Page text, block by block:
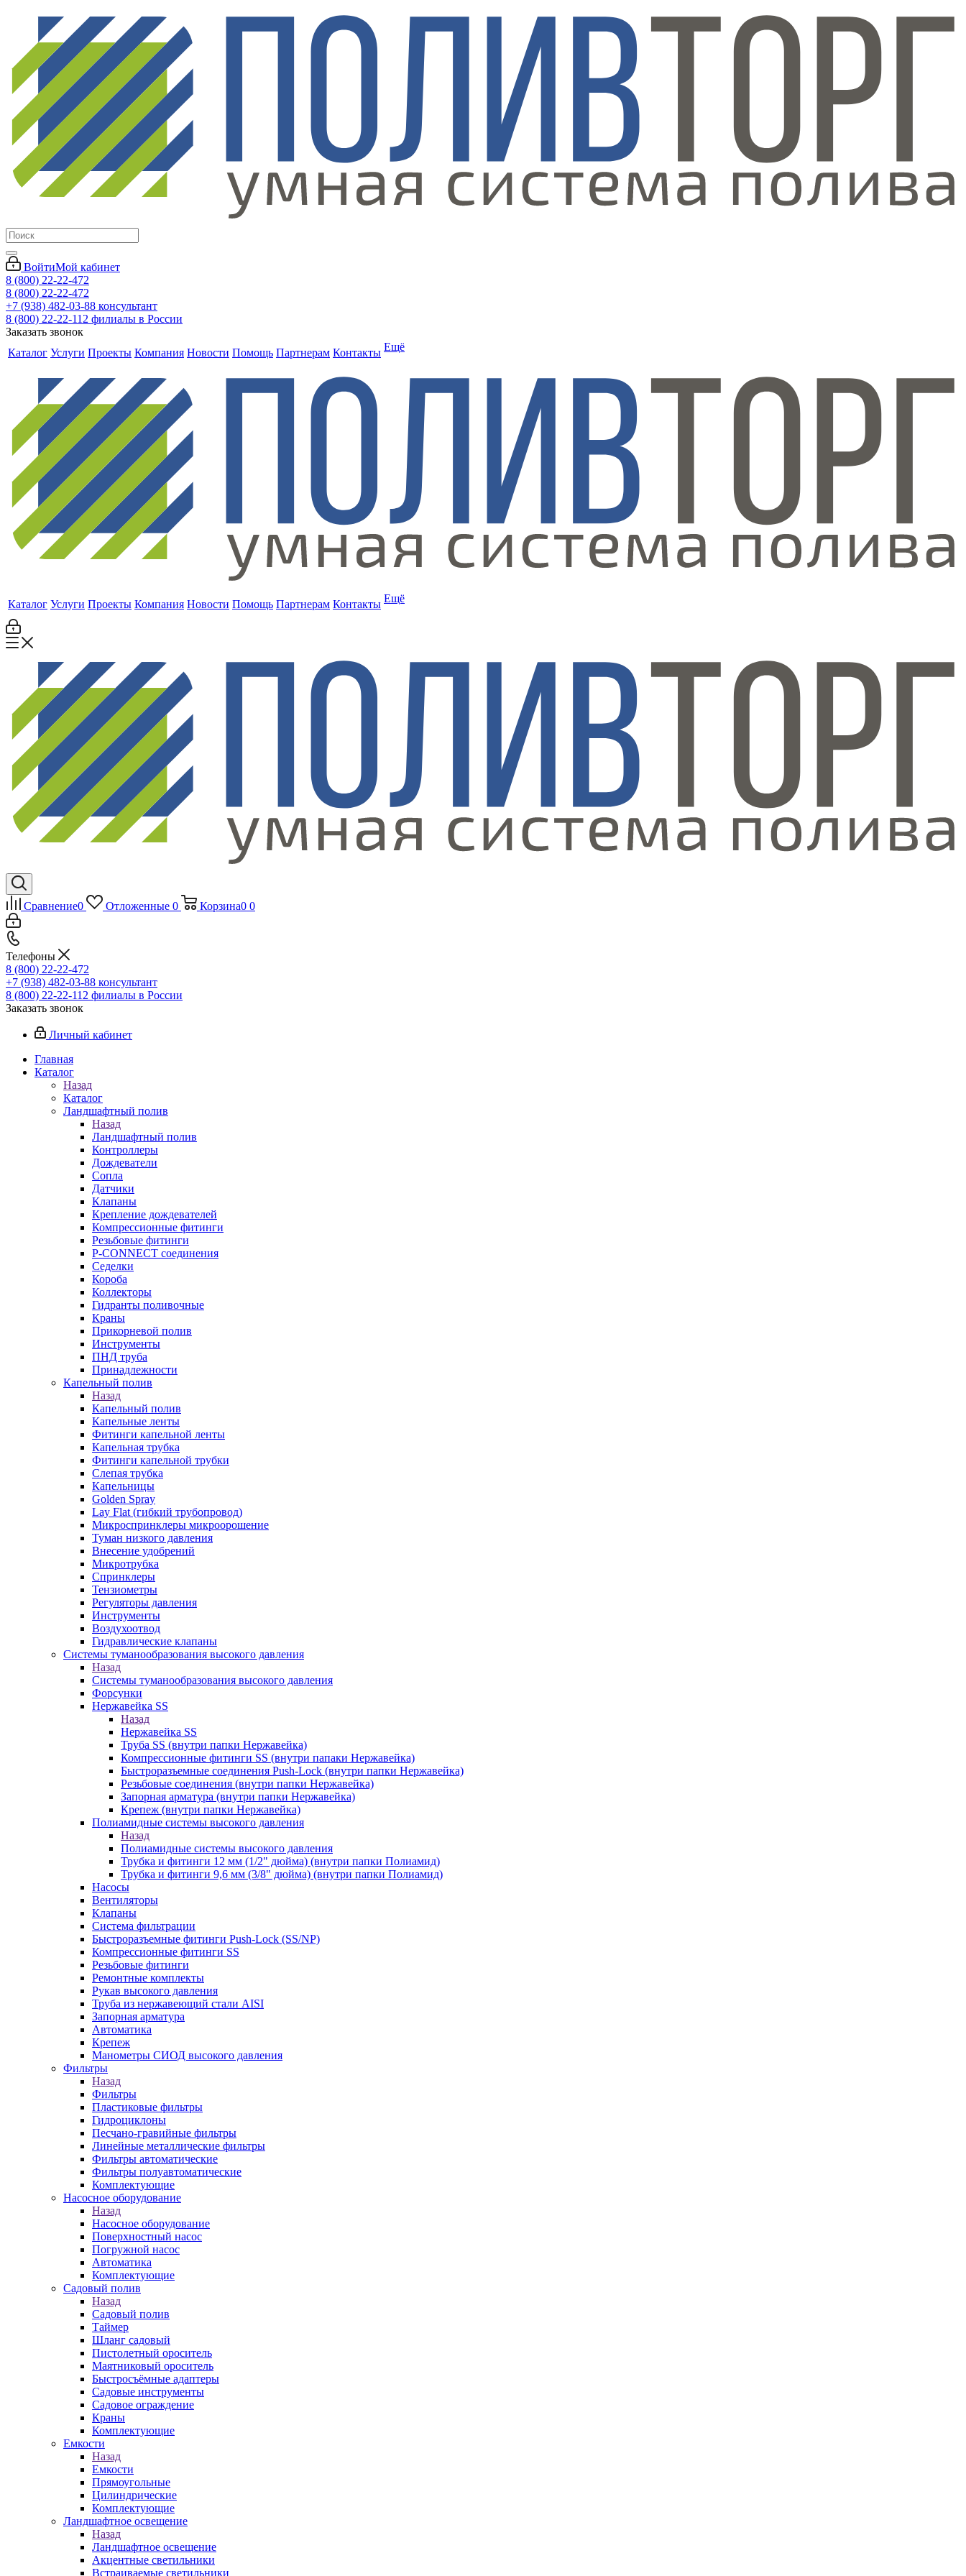
ВойтиМой кабинет
8 (800) 22-22-472
8 (800) 22-22-472
+7 (938) 482-03-88 консультант
8 (800) 22-22-112 филиалы в России
Заказать звонок
Каталог Услуги Проекты Компания Новости Помощь Партнерам Контакты Ещё
Каталог Услуги Проекты Компания Новости Помощь Партнерам Контакты Ещё
Сравнение0 Отложенные 0 Корзина0 0
Телефоны
8 (800) 22-22-472
+7 (938) 482-03-88 консультант
8 (800) 22-22-112 филиалы в России
Заказать звонок
Личный кабинет
Главная
Каталог
Назад
Каталог
Ландшафтный полив
Назад
Ландшафтный полив
Контроллеры
Дождеватели
Сопла
Датчики
Клапаны
Крепление дождевателей
Компрессионные фитинги
Резьбовые фитинги
P-CONNECT соединения
Седелки
Короба
Коллекторы
Гидранты поливочные
Краны
Прикорневой полив
Инструменты
ПНД труба
Принадлежности
Капельный полив
Назад
Капельный полив
Капельные ленты
Фитинги капельной ленты
Капельная трубка
Фитинги капельной трубки
Слепая трубка
Капельницы
Golden Spray
Lay Flat (гибкий трубопровод)
Микроспринклеры микроорошение
Туман низкого давления
Внесение удобрений
Микротрубка
Спринклеры
Тензиометры
Регуляторы давления
Инструменты
Воздухоотвод
Гидравлические клапаны
Системы туманообразования высокого давления
Назад
Системы туманообразования высокого давления
Форсунки
Нержавейка SS
Назад
Нержавейка SS
Труба SS (внутри папки Нержавейка)
Компрессионные фитинги SS (внутри папаки Нержавейка)
Быстроразъемные соединения Push-Lock (внутри папки Нержавейка)
Резьбовые соединения (внутри папки Нержавейка)
Запорная арматура (внутри папки Нержавейка)
Крепеж (внутри папки Нержавейка)
Полиамидные системы высокого давления
Назад
Полиамидные системы высокого давления
Трубка и фитинги 12 мм (1/2" дюйма) (внутри папки Полиамид)
Трубка и фитинги 9,6 мм (3/8" дюйма) (внутри папки Полиамид)
Насосы
Вентиляторы
Клапаны
Система фильтрации
Быстроразъемные фитинги Push-Lock (SS/NP)
Компрессионные фитинги SS
Резьбовые фитинги
Ремонтные комплекты
Рукав высокого давления
Труба из нержавеющий стали AISI
Запорная арматура
Автоматика
Крепеж
Манометры СИОД высокого давления
Фильтры
Назад
Фильтры
Пластиковые фильтры
Гидроциклоны
Песчано-гравийные фильтры
Линейные металлические фильтры
Фильтры автоматические
Фильтры полуавтоматические
Комплектующие
Насосное оборудование
Назад
Насосное оборудование
Поверхностный насос
Погружной насос
Автоматика
Комплектующие
Садовый полив
Назад
Садовый полив
Таймер
Шланг садовый
Пистолетный ороситель
Маятниковый ороситель
Быстросъёмные адаптеры
Садовые инструменты
Садовое ограждение
Краны
Комплектующие
Емкости
Назад
Емкости
Прямоугольные
Цилиндрические
Комплектующие
Ландшафтное освещение
Назад
Ландшафтное освещение
Акцентные светильники
Встраиваемые светильники